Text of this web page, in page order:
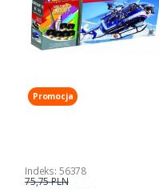
Promocja
Indeks: 56378
75,75 PLN